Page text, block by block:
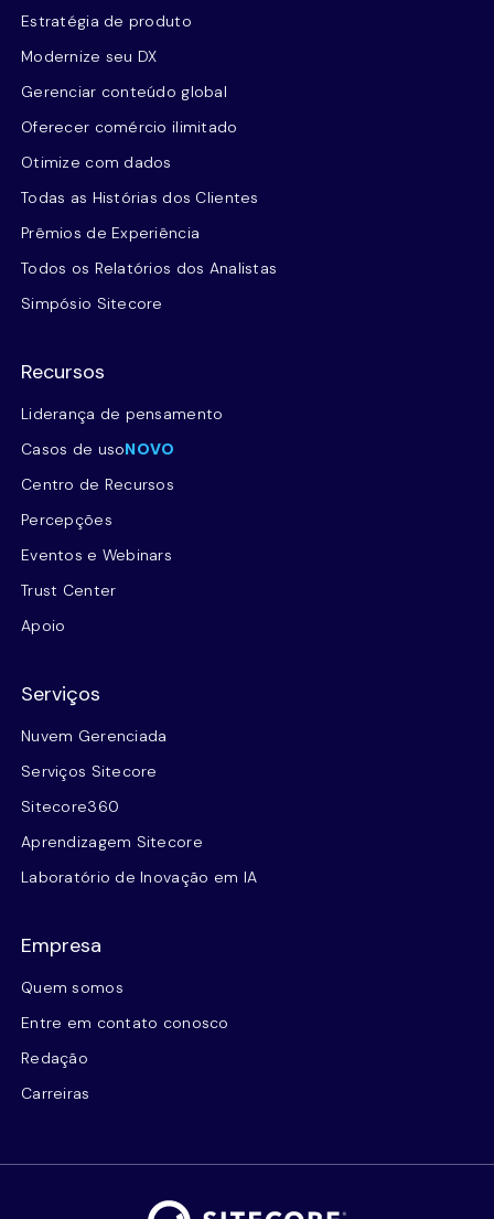
Estratégia de produto
Modernize seu DX
Gerenciar conteúdo global
Oferecer comércio ilimitado
Otimize com dados
Todas as Histórias dos Clientes
Prêmios de Experiência
Todos os Relatórios dos Analistas
Simpósio Sitecore
Recursos
Liderança de pensamento
Casos de usoNOVO
Centro de Recursos
Percepções
Eventos e Webinars
Trust Center
Apoio
Serviços
Nuvem Gerenciada
Serviços Sitecore
Sitecore360
Aprendizagem Sitecore
Laboratório de Inovação em IA
Empresa
Quem somos
Entre em contato conosco
Redação
Carreiras